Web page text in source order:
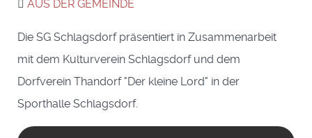
AUS DER GEMEINDE
Die SG Schlagsdorf präsentiert in Zusammenarbeit
mit dem Kulturverein Schlagsdorf und dem
Dorfverein Thandorf "Der kleine Lord" in der
Sporthalle Schlagsdorf.